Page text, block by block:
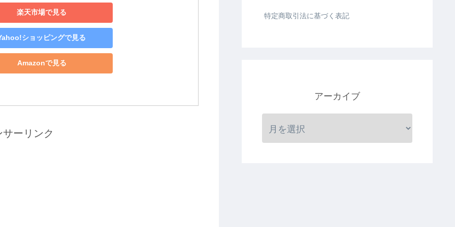
楽天市場で見る
ショッピングで見る
Amazonで見る
サーリンク
特定商取引法に基づく表記
アーカイブ